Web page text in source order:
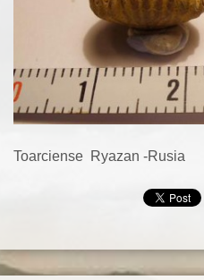
Toarciense Ryazan -Rusia